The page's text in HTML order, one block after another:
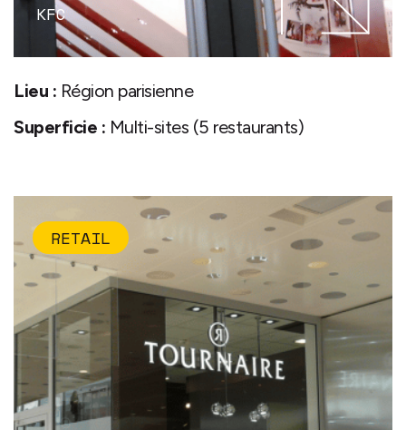
KFC
Lieu : Région parisienne
Superficie : Multi-sites (5 restaurants)
RETAIL